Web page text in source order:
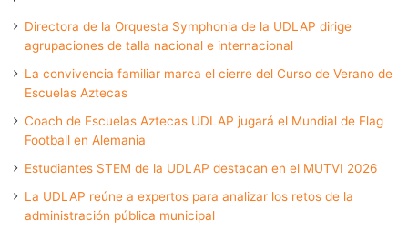
Directora de la Orquesta Symphonia de la UDLAP dirige
agrupaciones de talla nacional e internacional
La convivencia familiar marca el cierre del Curso de Verano de
Escuelas Aztecas
Coach de Escuelas Aztecas UDLAP jugará el Mundial de Flag
Football en Alemania
Estudiantes STEM de la UDLAP destacan en el MUTVI 2026
La UDLAP reúne a expertos para analizar los retos de la
administración pública municipal